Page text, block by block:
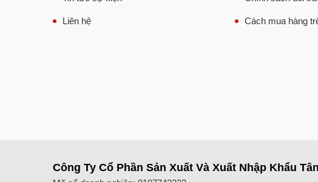
Liên hệ Cách mua hàng
Công Ty Cổ Phần Sản Xuất Và Xuất Nhập Khẩu